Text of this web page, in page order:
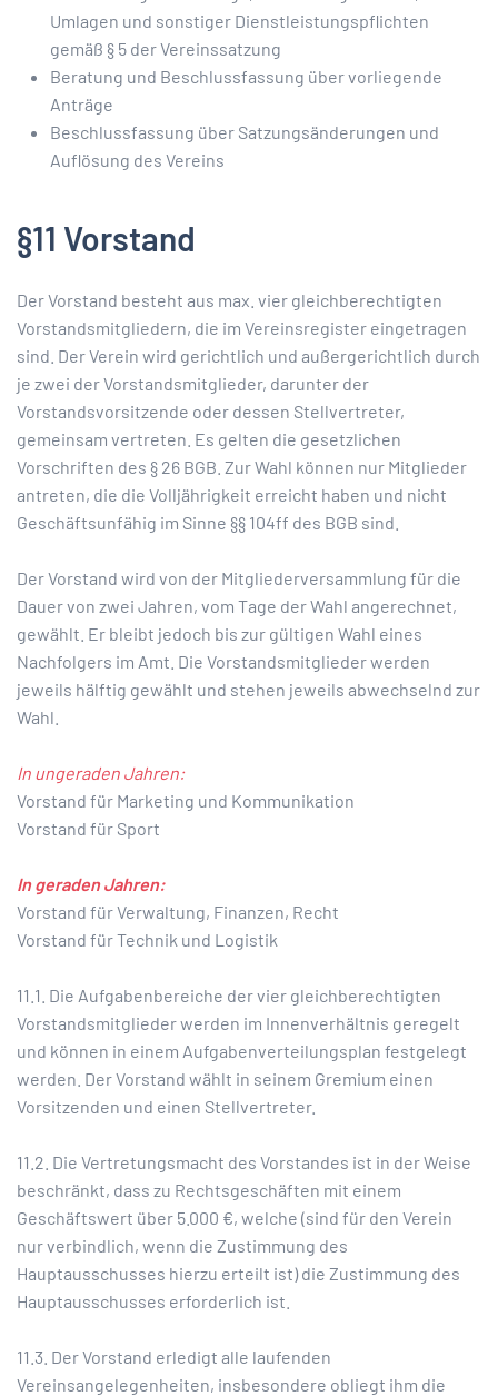
Umlagen und sonstiger Dienstleistungspflichten
gemäß § 5 der Vereinssatzung
Beratung und Beschlussfassung über vorliegende
Anträge
Beschlussfassung über Satzungsänderungen und
Auflösung des Vereins
§11 Vorstand
Der Vorstand besteht aus max. vier gleichberechtigten
Vorstandsmitgliedern, die im Vereinsregister eingetragen
sind. Der Verein wird gerichtlich und außergerichtlich durch
je zwei der Vorstandsmitglieder, darunter der
Vorstandsvorsitzende oder dessen Stellvertreter,
gemeinsam vertreten. Es gelten die gesetzlichen
Vorschriften des § 26 BGB. Zur Wahl können nur Mitglieder
antreten, die die Volljährigkeit erreicht haben und nicht
Geschäftsunfähig im Sinne §§ 104ff des BGB sind.
Der Vorstand wird von der Mitgliederversammlung für die
Dauer von zwei Jahren, vom Tage der Wahl angerechnet,
gewählt. Er bleibt jedoch bis zur gültigen Wahl eines
Nachfolgers im Amt. Die Vorstandsmitglieder werden
jeweils hälftig gewählt und stehen jeweils abwechselnd zur
Wahl.
In ungeraden Jahren:
Vorstand für Marketing und Kommunikation
Vorstand für Sport
In geraden Jahren:
Vorstand für Verwaltung, Finanzen, Recht
Vorstand für Technik und Logistik
11.1. Die Aufgabenbereiche der vier gleichberechtigten
Vorstandsmitglieder werden im Innenverhältnis geregelt
und können in einem Aufgabenverteilungsplan festgelegt
werden. Der Vorstand wählt in seinem Gremium einen
Vorsitzenden und einen Stellvertreter.
11.2. Die Vertretungsmacht des Vorstandes ist in der Weise
beschränkt, dass zu Rechtsgeschäften mit einem
Geschäftswert über 5.000 €, welche (sind für den Verein
nur verbindlich, wenn die Zustimmung des
Hauptausschusses hierzu erteilt ist) die Zustimmung des
Hauptausschusses erforderlich ist.
11.3. Der Vorstand erledigt alle laufenden
Vereinsangelegenheiten, insbesondere obliegt ihm die